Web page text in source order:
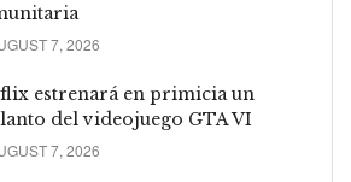
7, 2026
estrenará en primicia un
del videojuego GTA VI
7, 2026